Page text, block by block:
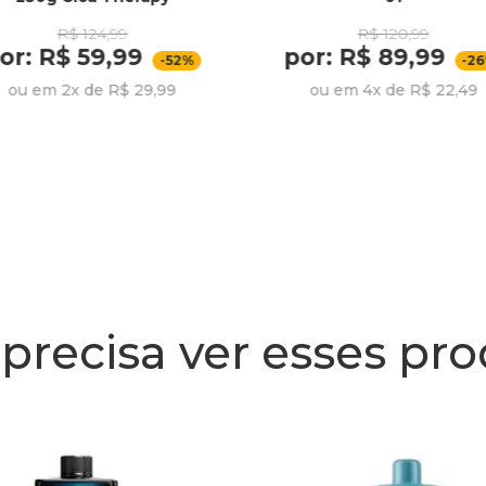
R$ 124,99
R$ 59,99 -52%
ou em 2x de R$ 29,99
R$ 120,99
por: R$ 89,99 -
ou em 4x de R$ 22,49
ver esses